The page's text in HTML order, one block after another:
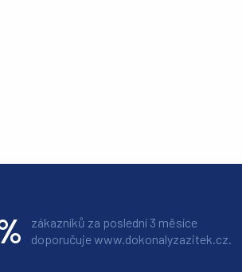
zákazníků za poslední 3 měsíce
doporučuje www.dokonalyzazitek.cz.